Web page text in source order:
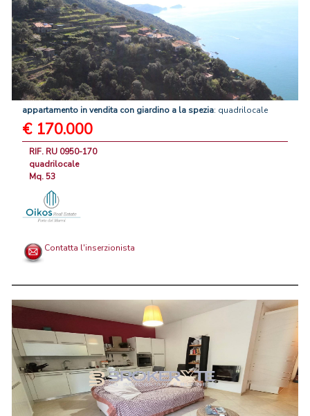
appartamento invendita con giardino a la spezia: quadrilocale
€ 170.000
RIF. RU 0950-170
quadrilocale
Mq. 53
Contatta l'inserzionista